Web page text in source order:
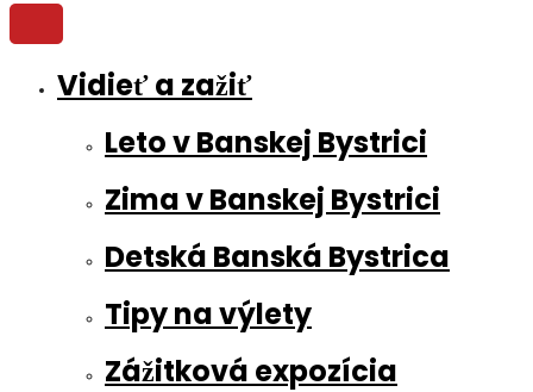
Vidieť a zažiť
Leto v Banskej Bystrici
Zima v Banskej Bystrici
Detská Banská Bystrica
Tipy na výlety
Zážitková expozícia